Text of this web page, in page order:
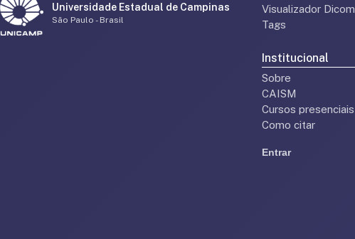
Universidade Estadual de Campinas
São Paulo - Brasil
Visualizador Dicom
Tags
Institucional
Sobre
CAISM
Cursos presenciais
Como citar
Entrar